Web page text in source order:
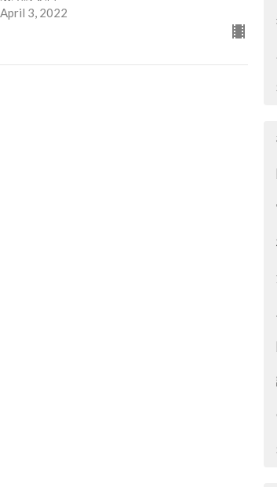
April 3, 2022